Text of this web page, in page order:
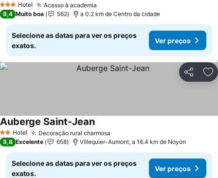
3 EstrelasHotel Acesso à academia
8,4 Muito boa 562 a 0.2 km de Centro da cidade
Selecione as datas para ver os preços
exatos.
Ver preços
Partilhar
2 Estrelas
Hotel Decoração rural charmosa
Auberge Saint-JeanVer preços
8,8 Excelente 658 Villequier-Aumont, a 16.4 km de Noyon
Selecione as datas para ver os preços
exatos.
Ver preços